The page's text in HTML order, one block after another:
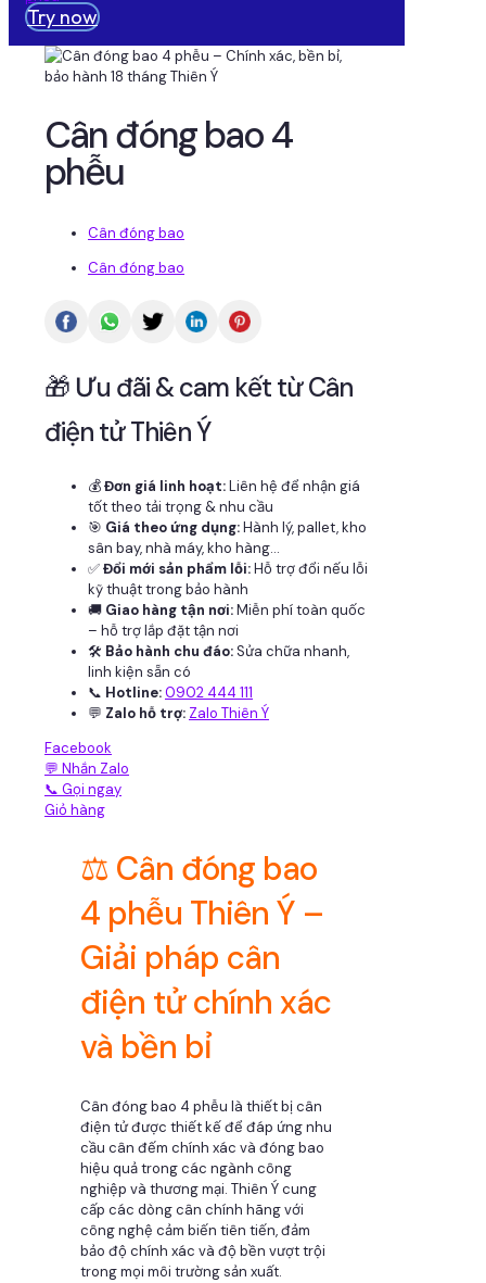
Try now
Cân đóng bao 4
phễu
Cân đóng bao
Cân đóng bao
🎁 Ưu đãi & cam kết từ Cân
điện tử Thiên Ý
💰Đơn giá linh hoạt:Liên hệ để nhận giá
tốt theo tải trọng & nhu cầu
🎯 Giá theo ứng dụng:Hành lý, pallet, kho
sân bay, nhà máy, kho hàng...
✅Đổi mới sản phẩm lỗi:Hỗ trợ đổi nếu lỗi
kỹ thuật trong bảo hành
🚚 Giao hàng tận nơi:Miễn phí toàn quốc
– hỗ trợ lắp đặt tận nơi
🛠 Bảo hành chu đáo:Sửa chữa nhanh,
linh kiện sẵn có
📞 Hotline:0902 444 111
💬 Zalo hỗ trợ: Zalo Thiên Ý
Facebook
💬 Nhắn Zalo
📞 Gọi ngay
Giỏ hàng
⚖️ Cân đóng bao
4 phễu Thiên Ý –
Giải pháp cân
điện tử chính xác
và bền bỉ
Cân đóng bao 4 phễu là thiết bị cân
điện tử được thiết kế để đáp ứng nhu
cầu cân đếm chính xác và đóng bao
hiệu quả trong các ngành công
nghiệp và thương mại. Thiên Ý cung
cấp các dòng cân chính hãng với
công nghệ cảm biến tiên tiến, đảm
bảo độ chính xác và độ bền vượt trội
trong mọi môi trường sản xuất.